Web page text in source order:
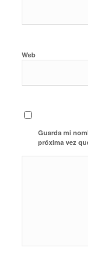
Web
Guarda mi
próxima vez